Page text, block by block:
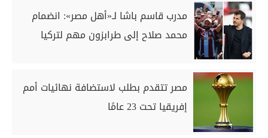
مدرب قاسم باشا لـ«أهل مصر»: انضمام
محمد صلاح إلى طرابزون مهم لتركيا
مصر تتقدم بطلب لاستضافة نهائيات أمم
إفريقيا تحت 23 عامًا